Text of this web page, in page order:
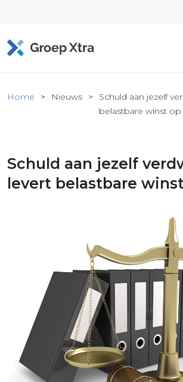
Home Nieuws
Schuld aan jezelf
belastbare winst op
Schuld aan jezelf
levert belastbare